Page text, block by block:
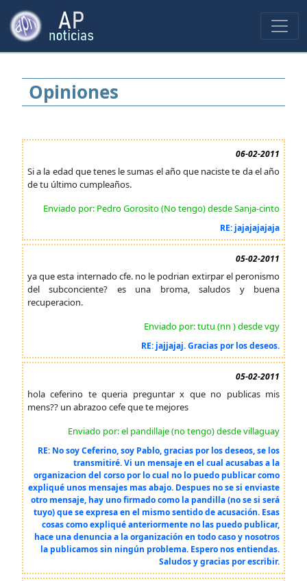
Opiniones
06-02-2011
Si a la edad que tenes le sumas el año que naciste te da el año
de tu último cumpleaños.
Enviado por: Pedro Gorosito (No tengo) desde Sanja-cinto
RE: jajajajajaja
05-02-2011
ya que esta internado cfe. no le podrian extirpar el peronismo
del subconciente? es una broma, saludos y buena
recuperacion.
Enviado por: tutu (nn ) desde vgy
RE: jajjajaj. Gracias por los deseos.
05-02-2011
hola ceferino te queria preguntar x que no publicas mis
mens?? un abrazoo cefe que te mejores
Enviado por: el pandillaje (no tengo) desde villaguay
RE: No soy Ceferino, soy Pablo, gracias por los deseos, se los
transmitiré. Vi un mensaje en el cual acusabas a la
organizacion del corso por lo cual no lo puedo publicar como
expliqué unos mensajes mas abajo. Despues no se si enviaste
otro mensaje, hay uno firmado como la pandilla (no se si será
tuyo) que se expresa en el mismo sentido de acusación. Esas
cosas como expliqué anteriormente no las puedo publicar,
hace una denuncia a la organización en todo caso y nosotros
la publicamos sin ningún problema. Espero nos entiendas.
Saludos y gracias por escribir.